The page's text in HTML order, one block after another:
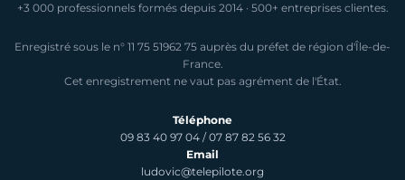
+3 000 professionnels formés depuis 2014 · 500+ entreprises clientes.
Enregistré sous le n° 11 75 51962 75 auprès du préfet de région d'Île-de-
France.
Cet enregistrement ne vaut pas agrément de l'État.
Téléphone
09 83 40 97 04 /07 87 82 56 32
Email
ludovic@telepilote.org